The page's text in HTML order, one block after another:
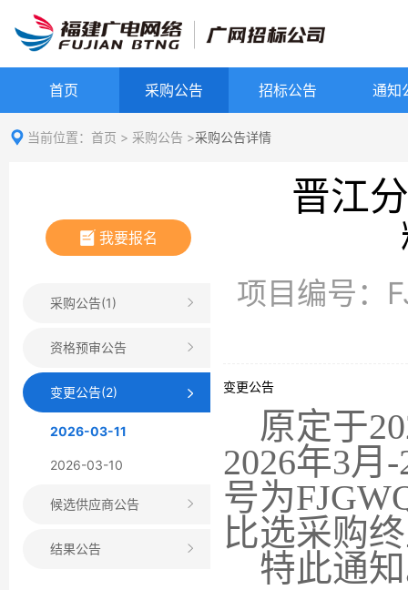
首页 采购公告 招标公告 通知
当前位置： 首页 > 采购公告 >采购公告详情
我要报名
采购公告(1)
资格预审公告
变更公告(2)
2026-03-11
2026-03-10
候选供应商公告
结果公告
晋江
项目编号：
变更公告
原定于
2026年3月
号为
比选采购
特此通知